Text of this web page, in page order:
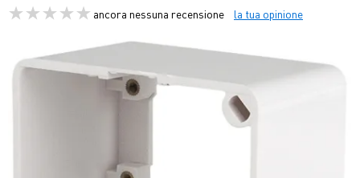
ancora nessuna recensione la tua opinione